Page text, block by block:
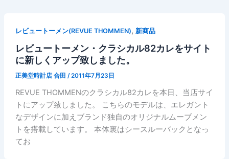
レビュートーメン(REVUE THOMMEN), 新商品
レビュートーメン・クラシカル82カレをサイト
に新しくアップ致しました。
正美堂時計店 合田 /2011年7月23日
REVUE THOMMENのクラシカル82カレを本日、当店サイ
トにアップ致しました。 こちらのモデルは、エレガント
なデザインに加えブランド独自のオリジナルムーブメン
トを搭載しています。 本体裏はシースルーバックとなっ
てお